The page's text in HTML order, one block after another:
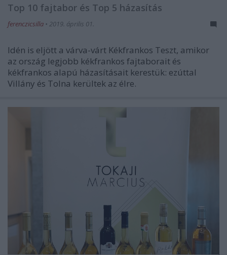
Top 10 fajtabor és Top 5 házasítás
ferenczicsilla • 2019. április 01.
Idén is eljött a várva-várt Kékfrankos Teszt, amikor
az ország legjobb kékfrankos fajtaborait és
kékfrankos alapú házasításait kerestük: ezúttal
Villány és Tolna kerültek az élre.